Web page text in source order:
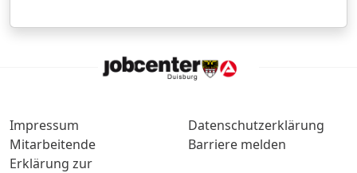
Impressum
Datenschutzerklärung
Mitarbeitende
Barriere melden
Erklärung zur